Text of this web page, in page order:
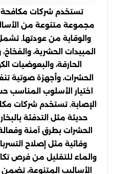
تستخدم شركات مكافحة
مجموعة متنوعة من
والوقاية من عودتها.
المبيدات الحشرية،
الحارقة، والبعوضيات
الحشرات، وأجهزة صوتية
اختيار الأسلوب
الإصابة. تستخدم شركات
حديثة مثل التدفئة
الحشرات بطرق آمنة
وقائية مثل إصلاح
والماء للتقليل من فرص
الأساليب المتنوعة،